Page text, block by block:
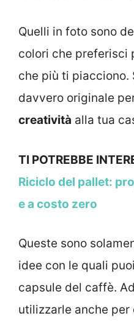
Quelli in foto sono
colori che preferisci
che più ti piacciono.
davvero originale
creatività alla tua
TI POTREBBE
Riciclo del pallet:
e a costo zero
Queste sono
idee con le quali
capsule del caffè.
utilizzarle anche